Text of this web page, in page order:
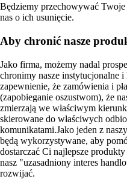
Będziemy przechowywać Twoje
nas o ich usunięcie.
Aby chronić nasze
Jako firma, możemy nadal
chronimy nasze instytucjonalne
zapewnienie, że zamówienia i
(zapobieganie oszustwom), że
zmierzają we właściwym
skierowane do właściwych
komunikatami.Jako jeden z
będą wykorzystywane, aby
dostarczać Ci najlepsze
nasz "uzasadniony interes
rozwijać.